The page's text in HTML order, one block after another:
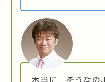
本当に、そうなの